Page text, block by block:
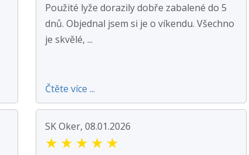
Použité lyže dorazily dobře zabalené do 5
dnů. Objednal jsem si je o víkendu. Všechno
je skvělé, ...
Čtěte více ...
SK Oker, 08.01.2026
★ ★ ★ ★ ★